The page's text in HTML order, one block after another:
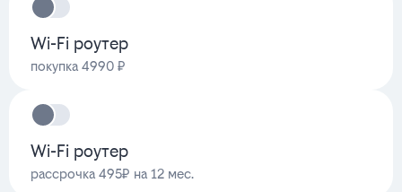
Wi-Fi роутер
покупка 4990 ₽
Wi-Fi роутер
рассрочка 495₽ на 12 мес.